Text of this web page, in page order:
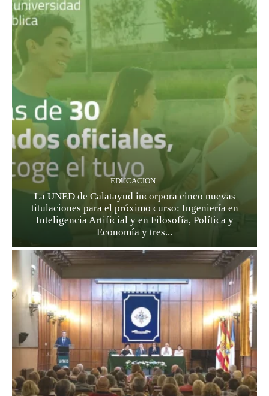
EDUCACION
La UNED de Calatayud incorpora cinco nuevas
titulaciones para el próximo curso: Ingeniería en
Inteligencia Artificial y en Filosofía, Política y
Economía y tres...